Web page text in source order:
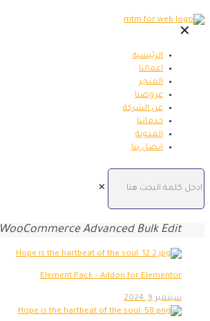
✕
الرئيسية
اعمالنا
المتجر
عروضنا
عن الشركة
خدماتنا
المدونة
اتصل بنا
✕
WooCommerce Advanced Bulk Edit
Element Pack – Addon for Elementor
سبتمبر 9, 2024